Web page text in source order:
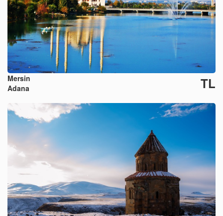
Mersin
Adana
TL